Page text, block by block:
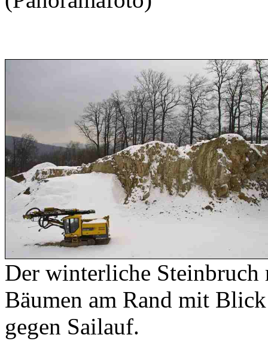
Der winterliche Steinbruch
Bäumen am Rand mit Blick
gegen Sailauf.